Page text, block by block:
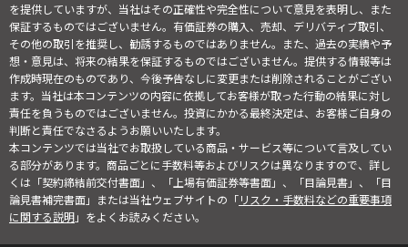
を提供していますが、当社はその正確性や完全性について意見を表明し、また
保証するものではございません。有価証券の購入、売却、デリバティブ取引、
その他の取引を推奨し、勧誘するものではありません。また、過去の実績や予
想・意見は、将来の結果を保証するものではございません。提供する情報等は
作成時現在のものであり、今後予告なしに変更または削除されることがござい
ます。当社は本コンテンツの内容に依拠してお客様が取った行動の結果に対し
責任を負うものではございません。投資にかかる最終決定は、お客様ご自身の
判断と責任でなさるようお願いいたします。
本コンテンツでは当社でお取扱している商品・サービス等について言及してい
る部分があります。商品ごとに手数料等およびリスクは異なりますので、詳し
くは「契約締結前交付書面」、「上場有価証券等書面」、「目論見書」、「目
論見書補完書面」または当社ウェブサイトの「リスク・手数料などの重要事項
に関する説明」をよくお読みください。